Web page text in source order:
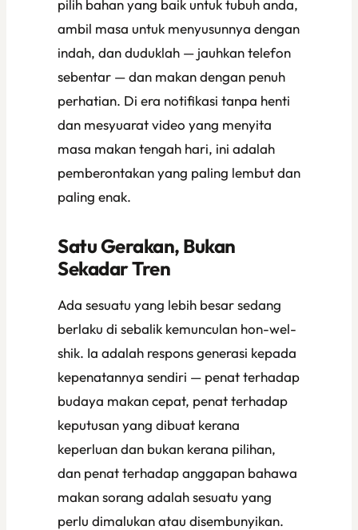
pilih bahan yang baik untuk tubuh anda,
ambil masa untuk menyusunnya dengan
indah, dan duduklah — jauhkan telefon
sebentar — dan makan dengan penuh
perhatian. Di era notifikasi tanpa henti
dan mesyuarat video yang menyita
masa makan tengah hari, ini adalah
pemberontakan yang paling lembut dan
paling enak.
Satu Gerakan, Bukan
Sekadar Tren
Ada sesuatu yang lebih besar sedang
berlaku di sebalik kemunculan hon-wel-
shik. Ia adalah respons generasi kepada
kepenatannya sendiri — penat terhadap
budaya makan cepat, penat terhadap
keputusan yang dibuat kerana
keperluan dan bukan kerana pilihan,
dan penat terhadap anggapan bahawa
makan sorang adalah sesuatu yang
perlu dimalukan atau disembunyikan.